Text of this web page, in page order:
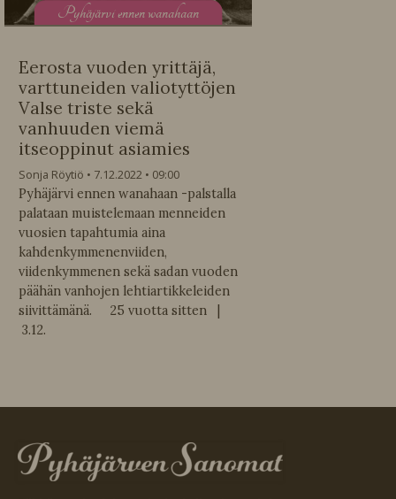
Pyhäjärvi ennen wanahaan
Eerosta vuoden yrittäjä,
varttuneiden valiotyttöjen
Valse triste sekä
vanhuuden viemä
itseoppinut asiamies
Sonja Röytiö 7.12.2022
09:00
Pyhäjärvi ennen wanahaan -palstalla
palataan muistelemaan menneiden
vuosien tapahtumia aina
kahdenkymmenenviiden,
viidenkymmenen sekä sadan vuoden
päähän vanhojen lehtiartikkeleiden
siivittämänä. 25 vuotta sitten |
3.12.